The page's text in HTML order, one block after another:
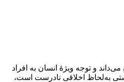
و توجه ویژۀ انسان به افراد
به‌لحاظ اخلاقی نادرست است،